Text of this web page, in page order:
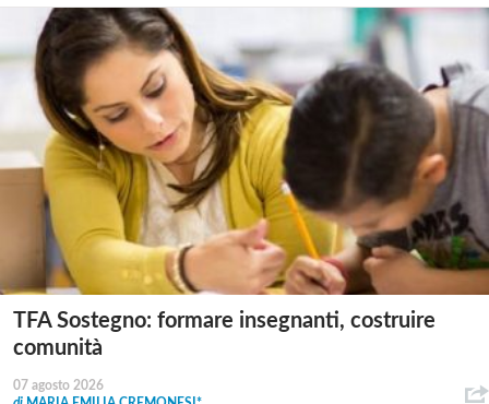
TFA Sostegno: formare insegnanti, costruire
comunità
07 agosto 2026